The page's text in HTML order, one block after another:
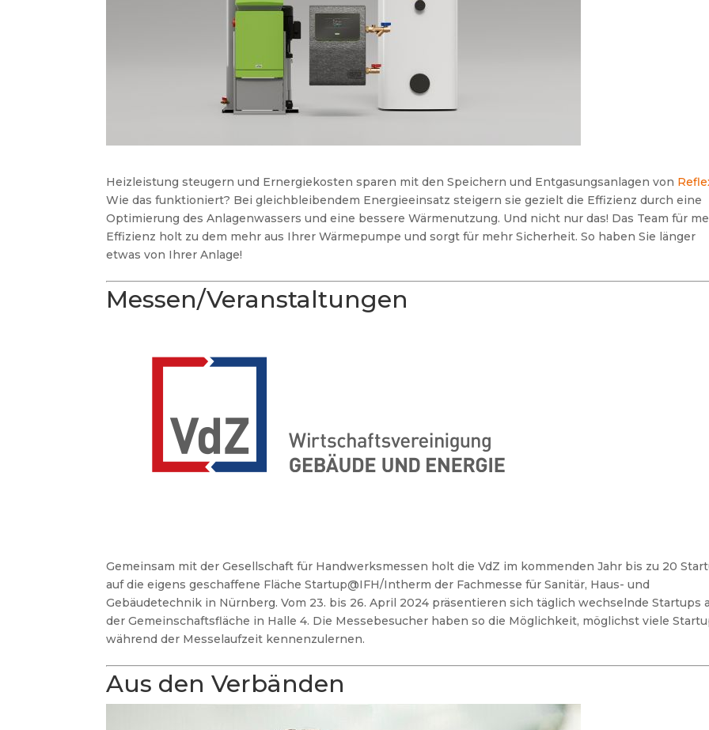
Heizleistung steugern und Ernergiekosten sparen mit den Speichern und Entgasungsanlagen von
Wie das funktioniert? Bei gleichbleibendem Energieeinsatz steigern sie gezielt die Effizienz durch eine
Optimierung des Anlagenwassers und eine bessere Wärmenutzung. Und nicht nur das! Das Team für
Effizienz holt zu dem mehr aus Ihrer Wärmepumpe und sorgt für mehr Sicherheit. So haben Sie länger
etwas von Ihrer Anlage!
Messen/Veranstaltungen
Gemeinsam mit der Gesellschaft für Handwerksmessen holt die VdZ im kommenden Jahr bis zu 20
auf die eigens geschaffene Fläche Startup@IFH/Intherm der Fachmesse für Sanitär, Haus- und
Gebäudetechnik in Nürnberg. Vom 23. bis 26. April 2024 präsentieren sich täglich wechselnde Startups
der Gemeinschaftsfläche in Halle 4. Die Messebesucher haben so die Möglichkeit, möglichst viele
während der Messelaufzeit kennenzulernen.
Aus den Verbänden